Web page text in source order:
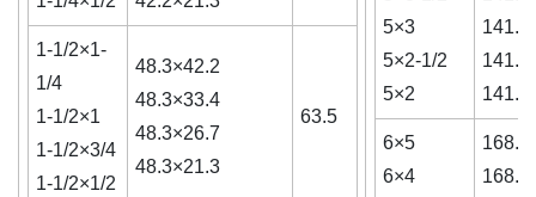
1-1/2×1-
1/4
1-1/2×1
1-1/2×3/4
1-1/2×1/2
48.3×42.2
48.3×33.4
48.3×26.7
48.3×21.3
63.5
5×3
5×2-1/2
5×2
6×5
6×4